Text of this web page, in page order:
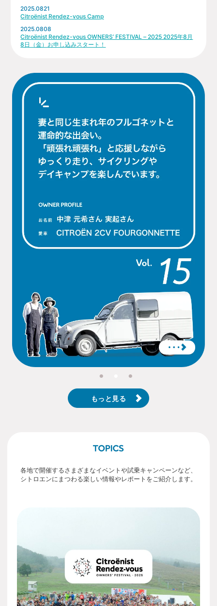
2025.0821
Citroënist Rendez-vous Camp
2025.0808
Citroënist Rendez-vous OWNERS’ FESTIVAL – 2025 2025年8月
8日（金）お申し込みスタート！
もっと見る
各地で開催するさまざまなイベントや試乗キャンペーンなど、
シトロエンにまつわる楽しい情報やレポートをご紹介します。